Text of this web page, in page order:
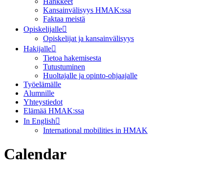
Kansainvälisyys HMAK:ssa
Faktaa meistä
Opiskelijalle
Opiskelijat ja kansainvälisyys
Hakijalle
Tietoa hakemisesta
Tutustuminen
Huoltajalle ja opinto-ohjaajalle
Työelämälle
Alumnille
Yhteystiedot
Elämää HMAK:ssa
In English
International mobilities in HMAK
Calendar